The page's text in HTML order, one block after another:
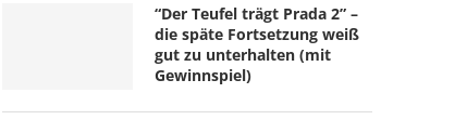
“Der Teufel trägt Prada 2” –
die späte Fortsetzung weiß
gut zu unterhalten (mit
Gewinnspiel)